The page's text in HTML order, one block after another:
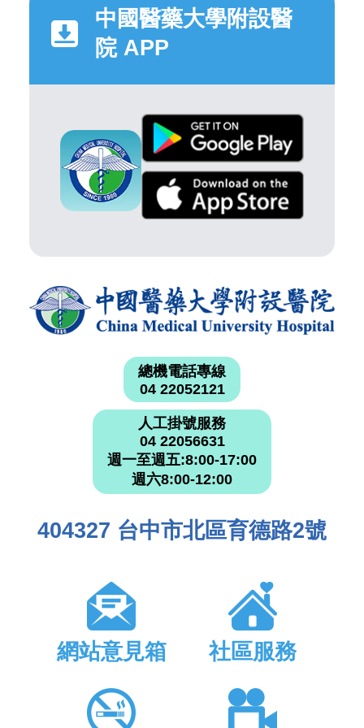
中國醫藥大學附設醫
院 APP
總機電話專線
04 22052121
人工掛號服務
04 22056631
週一至週五:8:00-17:00
週六8:00-12:00
404327 台中市北區育德路2號
網站意見箱 社區服務